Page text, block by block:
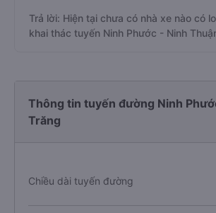
Trả lời: Hiện tại chưa có nhà xe nào có
khai thác tuyến Ninh Phước - Ninh
Thông tin tuyến đường Ninh
Trăng
Chiều dài tuyến đường